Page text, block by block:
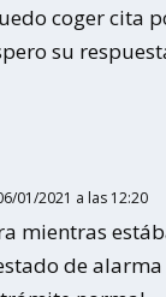
coger cita
su
01/2021 a las 12:20
mientras
de